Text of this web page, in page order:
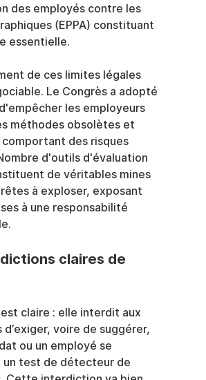
des employés contre les
(EPPA) constituant
essentielle.
de ces limites légales
Le Congrès a adopté
d'empêcher les employeurs
méthodes obsolètes et
des risques
d'outils d'évaluation
de véritables mines
à exploser, exposant
à une responsabilité
claires de
est claire : elle interdit aux
d’exiger, voire de suggérer,
ou un employé se
un test de détecteur de